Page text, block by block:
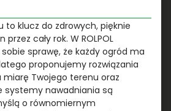
to klucz do zdrowych, pięknie
cały rok. W ROLPOL
sprawę, że każdy ogród ma
proponujemy rozwiązania
miarę Twojego terenu oraz
systemy nawadniania są
o równomiernym